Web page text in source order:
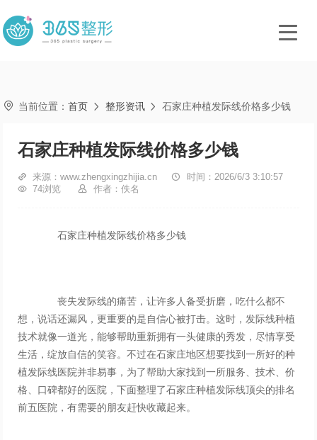
 当前位置：首页  整形资讯  石家庄种植发际线价格多少钱
石家庄种植发际线价格多少钱
 来源：www.zhengxingzhijia.cn  时间：2026/6/3 3:10:57
 74浏览  作者：佚名
石家庄种植发际线价格多少钱
丧失发际线的痛苦，让许多人备受折磨，吃什么都不
想，说话还漏风，更重要的是自信心被打击。这时，发际线种植
技术就像一道光，能够帮助重新拥有一头健康的秀发，尽情享受
生活，绽放自信的笑容。不过在石家庄地区想要找到一所好的种
植发际线医院并非易事，为了帮助大家找到一所服务、技术、价
格、口碑都好的医院，下面整理了石家庄种植发际线顶尖的排名
前五医院，有需要的朋友赶快收藏起来。